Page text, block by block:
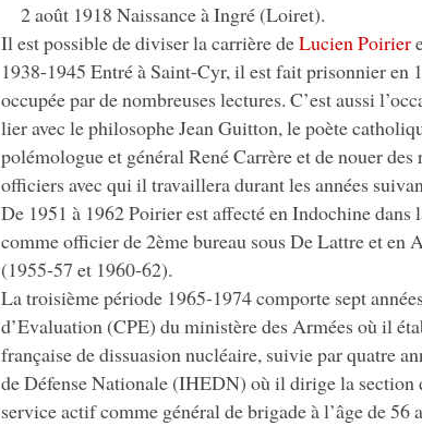
2 août 1918 Naissance à Ingré (Loiret).
Il est possible de diviser la carrière deLucien Poirier
1938-1945 Entré à Saint-Cyr, il est fait prisonnier en
occupée par de nombreuses lectures. C’est aussi
lier avec le philosophe Jean Guitton, le poète
polémologue et général René Carrère et de nouer des
officiers avec qui il travaillera durant les années
De 1951 à 1962 Poirier est affecté en Indochine
comme officier de 2ème bureau sous De Lattre et en
(1955-57 et 1960-62).
La troisième période 1965-1974 comporte sept
d’Evaluation (CPE) du ministère des Armées où il
française de dissuasion nucléaire, suivie par quatre
de Défense Nationale (IHEDN) où il dirige la
service actif comme général de brigade à l’âge de 56